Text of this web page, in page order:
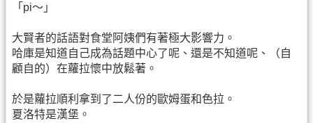
「pi～」
大賢者的話語對食堂阿姨們有著極大影響力。
哈庫是知道自己成為話題中心了呢、還是不知道呢、（自
顧自的）在蘿拉懷中放鬆著。
於是蘿拉順利拿到了二人份的歐姆蛋和色拉。
夏洛特是漢堡。